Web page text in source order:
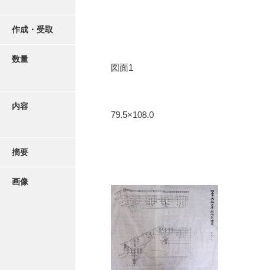
作成・受取
数量
図面1
内容
79.5×108.0
摘要
画像